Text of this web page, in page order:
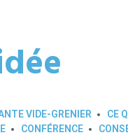
VIDE-GRENIER CE
CONFÉRENCE